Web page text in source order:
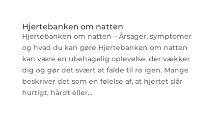
Hjertebanken om natten
Hjertebanken om natten – Årsager, symptomer
og hvad du kan gøre Hjertebanken om natten
kan være en ubehagelig oplevelse, der vækker
dig og gør det svært at falde til ro igen. Mange
beskriver det som en følelse af, at hjertet slår
hurtigt, hårdt eller...